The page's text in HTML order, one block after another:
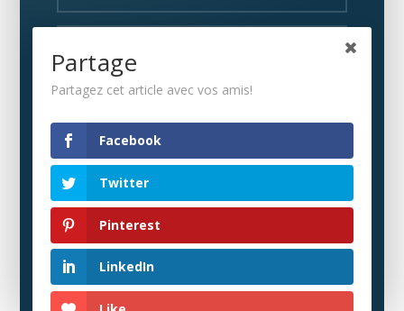
Partage
Partagez cet article avec vos amis!
Facebook
Twitter
Pinterest
LinkedIn